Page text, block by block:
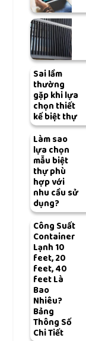
Sai lầm
thường
gặp khi lựa
chọn thiết
kế biệt thự
Làm sao
lựa chọn
mẫu biệt
thự phù
hợp với
nhu cầu sử
dụng?
Công Suất
Container
Lạnh 10
feet, 20
feet, 40
feet Là
Bao
Nhiêu?
Bảng
Thông Số
Chi Tiết